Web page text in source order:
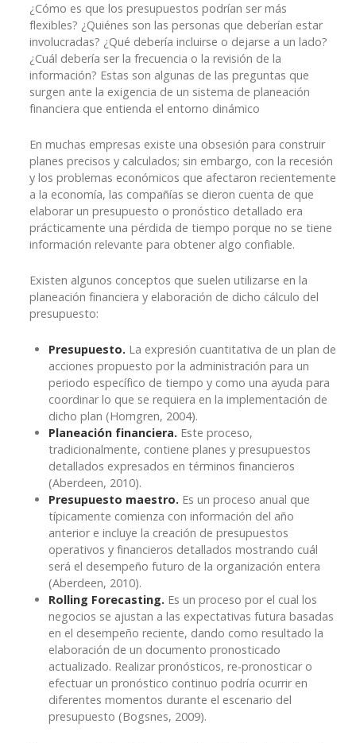
¿Cómo es que los presupuestos podrían ser más
flexibles? ¿Quiénes son las personas que deberían estar
involucradas? ¿Qué debería incluirse o dejarse a un lado?
¿Cuál debería ser la frecuencia o la revisión de la
información? Estas son algunas de las preguntas que
surgen ante la exigencia de un sistema de planeación
financiera que entienda el entorno dinámico
En muchas empresas existe una obsesión para construir
planes precisos y calculados; sin embargo, con la recesión
y los problemas económicos que afectaron recientemente
a la economía, las compañías se dieron cuenta de que
elaborar un presupuesto o pronóstico detallado era
prácticamente una pérdida de tiempo porque no se tiene
información relevante para obtener algo confiable.
Existen algunos conceptos que suelen utilizarse en la
planeación financiera y elaboración de dicho cálculo del
presupuesto:
Presupuesto. La expresión cuantitativa de un plan de
acciones propuesto por la administración para un
periodo específico de tiempo y como una ayuda para
coordinar lo que se requiera en la implementación de
dicho plan (Horngren, 2004).
Planeación financiera. Este proceso,
tradicionalmente, contiene planes y presupuestos
detallados expresados en términos financieros
(Aberdeen, 2010).
Presupuesto maestro. Es un proceso anual que
típicamente comienza con información del año
anterior e incluye la creación de presupuestos
operativos y financieros detallados mostrando cuál
será el desempeño futuro de la organización entera
(Aberdeen, 2010).
Rolling Forecasting. Es un proceso por el cual los
negocios se ajustan a las expectativas futura basadas
en el desempeño reciente, dando como resultado la
elaboración de un documento pronosticado
actualizado. Realizar pronósticos, re-pronosticar o
efectuar un pronóstico continuo podría ocurrir en
diferentes momentos durante el escenario del
presupuesto (Bogsnes, 2009).